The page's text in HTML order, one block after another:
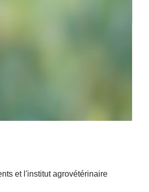
et l'institut agrovétérinaire